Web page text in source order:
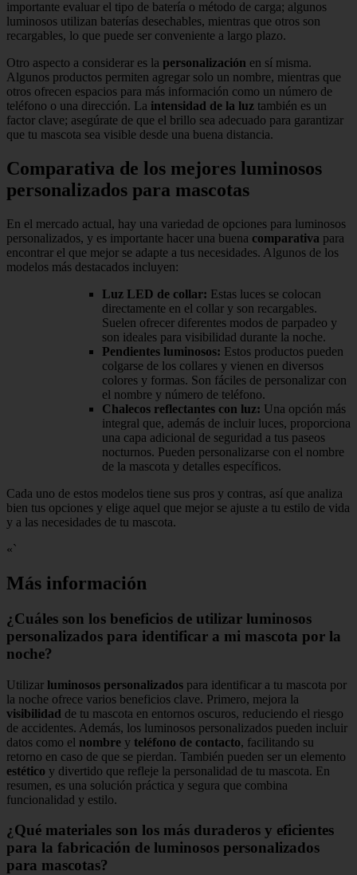
importante evaluar el tipo de batería o método de carga; algunos
luminosos utilizan baterías desechables, mientras que otros son
recargables, lo que puede ser conveniente a largo plazo.
Otro aspecto a considerar es la personalización en sí misma.
Algunos productos permiten agregar solo un nombre, mientras que
otros ofrecen espacios para más información como un número de
teléfono o una dirección. La intensidad de la luz también es un
factor clave; asegúrate de que el brillo sea adecuado para garantizar
que tu mascota sea visible desde una buena distancia.
Comparativa de los mejores luminosos
personalizados para mascotas
En el mercado actual, hay una variedad de opciones para luminosos
personalizados, y es importante hacer una buena comparativa para
encontrar el que mejor se adapte a tus necesidades. Algunos de los
modelos más destacados incluyen:
Luz LED de collar: Estas luces se colocan
directamente en el collar y son recargables.
Suelen ofrecer diferentes modos de parpadeo y
son ideales para visibilidad durante la noche.
Pendientes luminosos: Estos productos pueden
colgarse de los collares y vienen en diversos
colores y formas. Son fáciles de personalizar con
el nombre y número de teléfono.
Chalecos reflectantes con luz: Una opción más
integral que, además de incluir luces, proporciona
una capa adicional de seguridad a tus paseos
nocturnos. Pueden personalizarse con el nombre
de la mascota y detalles específicos.
Cada uno de estos modelos tiene sus pros y contras, así que analiza
bien tus opciones y elige aquel que mejor se ajuste a tu estilo de vida
y a las necesidades de tu mascota.
«`
Más información
¿Cuáles son los beneficios de utilizar luminosos
personalizados para identificar a mi mascota por la
noche?
Utilizar luminosos personalizados para identificar a tu mascota por
la noche ofrece varios beneficios clave. Primero, mejora la
visibilidad de tu mascota en entornos oscuros, reduciendo el riesgo
de accidentes. Además, los luminosos personalizados pueden incluir
datos como el nombre y teléfono de contacto, facilitando su
retorno en caso de que se pierdan. También pueden ser un elemento
estético y divertido que refleje la personalidad de tu mascota. En
resumen, es una solución práctica y segura que combina
funcionalidad y estilo.
¿Qué materiales son los más duraderos y eficientes
para la fabricación de luminosos personalizados
para mascotas?